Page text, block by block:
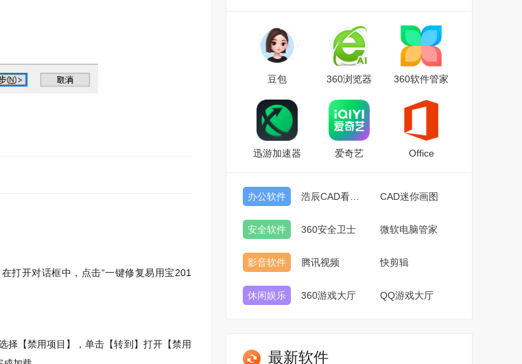
开对话框中，点击“一键修复易用宝201
【禁用项目】，单击【转到】打开【禁用
豆包 360浏览器 360软件管家
迅游加速器 爱奇艺 Office
办公软件 CAD迷你画图
安全软件 360安全卫士 微软电脑管家
影音软件 腾讯视频 快剪辑
休闲娱乐 360游戏大厅 QQ游戏大厅
最新软件